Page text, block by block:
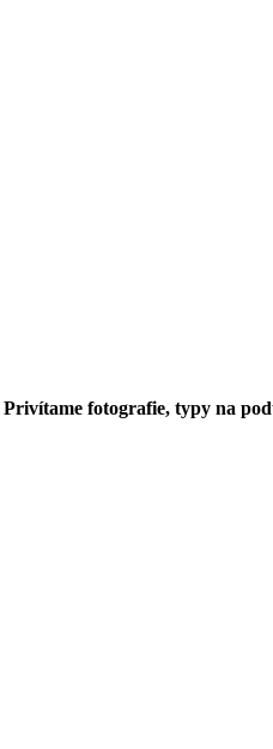
Privítame fotografie, typy na